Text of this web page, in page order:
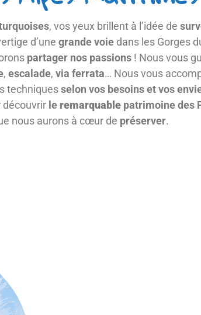
, vos yeux brillent à l’idée de
d’une grande voiedans les Gorges
partager nos passions ! Nous vous
, escalade, via ferrata… Nous vous
techniquesselon vos besoins et vos
découvrir le remarquable patrimoine des
nous aurons à cœur de préserver.